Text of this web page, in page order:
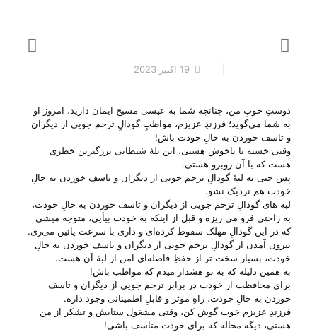
19 اکتبر 2023
دوستِ خوبِ من، چنانچه شما به عیسی مسیح ایمان دارید، امروز او
به شما می‌‌گوید؛ فرزندِ عزیزم، مواظبِ گودالِ ترحم جویی از دیگران
و تاسف خوردن به حالِ خودت باش!
وقتی خسته یا ناخوش هستی، این تلهٔ شیطانی بزرگترین خطری
هست که با آن روبرو هستی.
پس حتی به لبهٔ گودالِ ترحم جویی از دیگران و تاسف خوردن به حالِ
خودت هم نزدیک نشو.
لبه های گودالِ ترحم جویی از دیگران و تاسف خوردن به حالِ خودت،
به راحتی فرو می ریزه و قبل از اینکه به خودت بیأیی، متوجه میشی
که در این گودالِ مهلک سقوط کرده‌ای و داری با سرعت پائین می‌‌ری.
بیرون آمدن از گودالِ ترحم جویی از دیگران و تاسف خوردن به حالِ
خودت، بسیار سخت تر از حفظِ فاصله‌ای امن از لبهٔ آن هست.
به همین دلیله که به تو هشدار میدم که مواظب باش!
برای محافظت از خودت در برابر ترحم جویی از دیگران و تاسف
خوردن به حالِ خودت، راهِ موثر و قابلِ اطمینانی وجود داره.
فرزندِ عزیزم خوب گوش کن، وقتی مشغول ستایش و تشکر از من
هستی، دیگه محاله که برای خودت متاسف باشی!